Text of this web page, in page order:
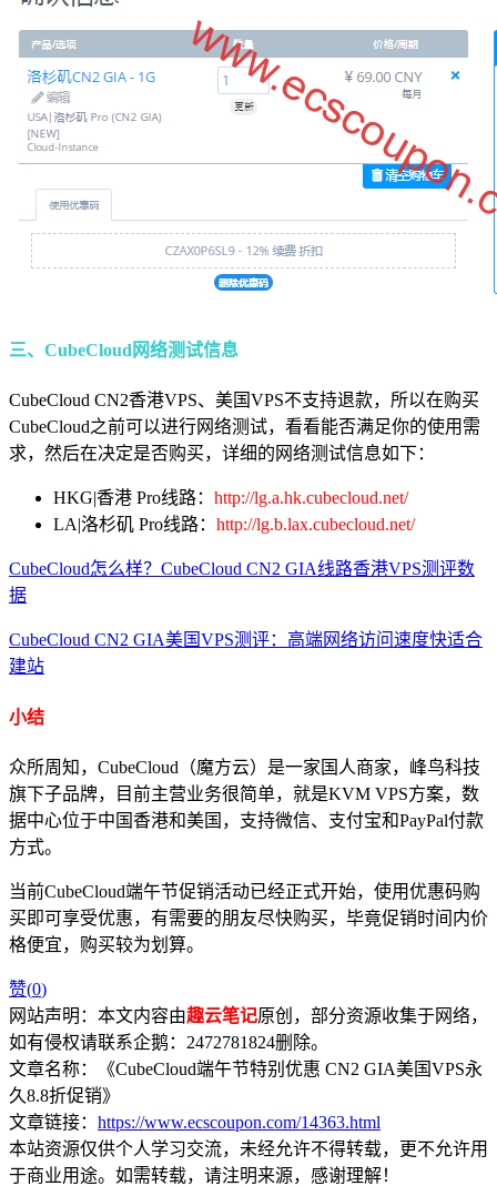
三、CubeCloud网络测试信息
CubeCloud CN2香港VPS、美国VPS不支持退款，所以在购买
CubeCloud之前可以进行网络测试，看看能否满足你的使用需
求，然后在决定是否购买，详细的网络测试信息如下：
HKG|香港 Pro线路： http://lg.a.hk.cubecloud.net/
LA|洛杉矶 Pro线路： http://lg.b.lax.cubecloud.net/
CubeCloud怎么样？CubeCloud CN2 GIA线路香港VPS测评数
据
CubeCloud CN2 GIA美国VPS测评：高端网络访问速度快适合
建站
小结
众所周知，CubeCloud（魔方云）是一家国人商家，峰鸟科技
旗下子品牌，目前主营业务很简单，就是KVM VPS方案，数
据中心位于中国香港和美国，支持微信、支付宝和PayPal付款
方式。
当前CubeCloud端午节促销活动已经正式开始，使用优惠码购
买即可享受优惠，有需要的朋友尽快购买，毕竟促销时间内价
格便宜，购买较为划算。
赞(0)
网站声明：本文内容由趣云笔记原创，部分资源收集于网络，
如有侵权请联系企鹅：2472781824删除。
文章名称：《CubeCloud端午节特别优惠 CN2 GIA美国VPS永
久8.8折促销》
文章链接： https://www.ecscoupon.com/14363.html
本站资源仅供个人学习交流，未经允许不得转载，更不允许用
于商业用途。如需转载，请注明来源，感谢理解！